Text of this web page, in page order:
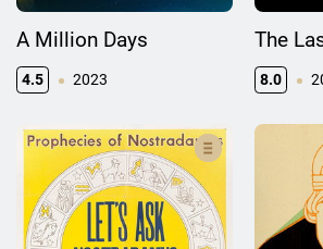
A Million Days
4.5 2023
The
8.0